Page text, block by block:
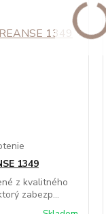
1349
z kvalitného
zabezp...